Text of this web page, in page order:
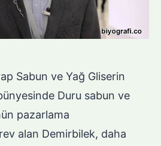
Sabun ve Yağ Gliserin
Duru sabun ve
pazarlama
alan Demirbilek, daha